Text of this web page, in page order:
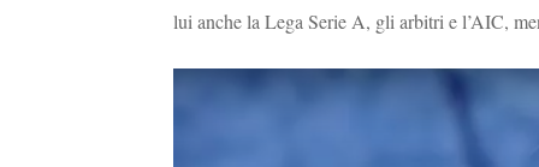
lui anche la Lega Serie A, gli arbitri e l’AIC,